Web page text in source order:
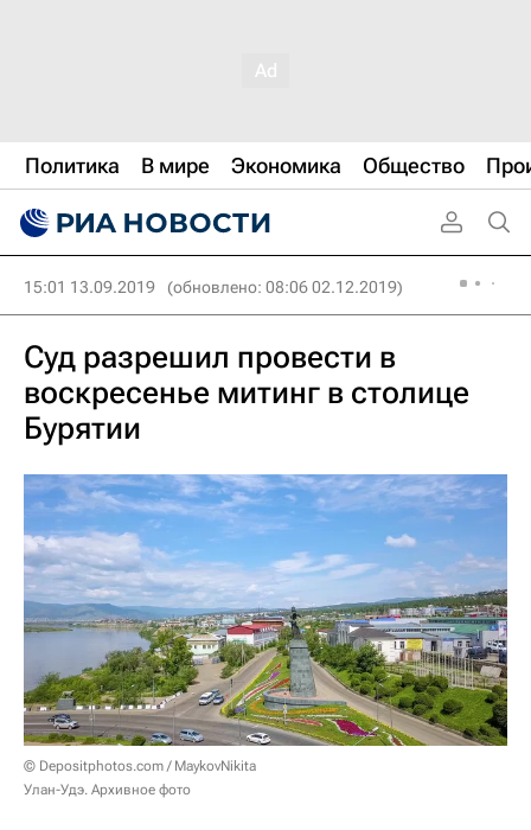
Политика В мире Экономика Общество
15:01 13.09.2019 (обновлено: 08:06 02.12.2019)
Суд разрешил провести в
воскресенье митинг в столице
Бурятии
© Depositphotos.com / MaykovNikita
Улан-Удэ. Архивное фото